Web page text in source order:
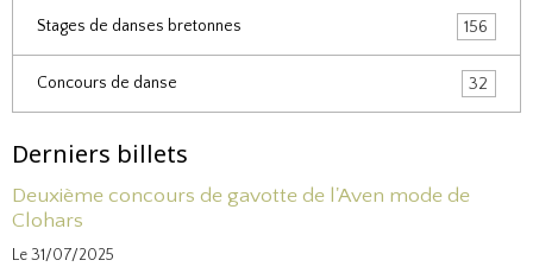
Stages de danses bretonnes 156
Concours de danse 32
Derniers billets
Deuxième concours de gavotte de l'Aven mode de
Clohars
Le 31/07/2025